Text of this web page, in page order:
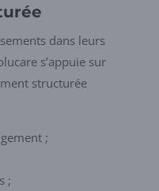
dans leurs
s’appuie sur
structurée
;
;